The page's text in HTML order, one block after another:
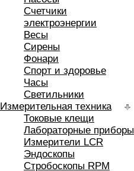
Счетчики
электроэнергии
Весы
Сирены
Фонари
Спорт и здоровье
Часы
Светильники
Измерительная техника
Токовые клещи
Лабораторные приборы
Измерители LCR
Эндоскопы
Стробоскопы RPM